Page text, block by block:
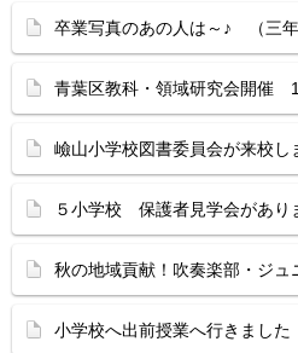
卒業写真のあの人は～♪ （三
青葉区教科・領域研究会開催
嶮山小学校図書委員会が来校し
５小学校 保護者見学会があ
秋の地域貢献！吹奏楽部・ジ
小学校へ出前授業へ行きまし